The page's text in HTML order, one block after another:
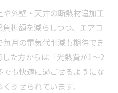
外壁・天井の断熱材追加工
担額を減らしつつ、エアコ
月の電気代削減も期待でき
た方からは「光熱費が1〜2
も快適に過ごせるようにな
寄せられています。